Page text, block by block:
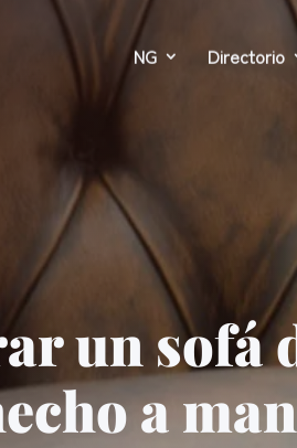
NG Directorio
un sofá
a